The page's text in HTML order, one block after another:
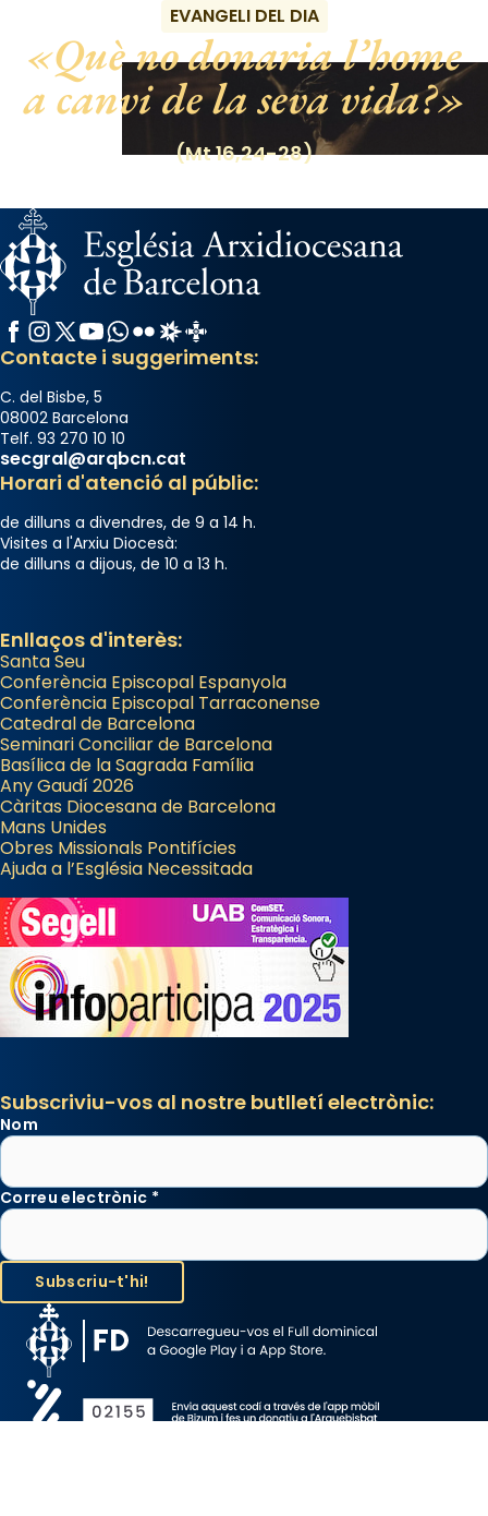
musulmanes fou venerat com a patró dels
Regnes castellans i més tard de tota
Espanya.
El seu sepulcre a Compostela fou un gran
centre de peregrinacions medievals de tot
el món cristià, després de Roma i terra
«A Raïms de Sant Jaume, raïms aigualits;
raïms de setembre te'n llepes els dits»,
segons una dita popular.
Photo
View on Facebook · Share
EVANGELI DEL DIA
Què no donaria l’home
a canvi de la seva vida?
(Mt 16,24-28)
Facebook
Instagram
X / Twitter
YouTube
WhatsApp
FlickrRadio Estel
Catalunya Cristiana
Contacte i suggeriments:
C. del Bisbe, 5
08002 Barcelona
Telf. 93 270 10 10
secgral@arqbcn.cat
Horari d'atenció al públic:
de dilluns a divendres, de 9 a 14 h.
Visites a l'Arxiu Diocesà:
de dilluns a dijous, de 10 a 13 h.
Enllaços d'interès:
Santa Seu
Conferència Episcopal Espanyola
Conferència Episcopal Tarraconense
Catedral de Barcelona
Seminari Conciliar de Barcelona
Basílica de la Sagrada Família
Any Gaudí 2026
Càritas Diocesana de Barcelona
Mans Unides
Obres Missionals Pontifícies
Ajuda a l’Església Necessitada
Subscriviu-vos al nostre butlletí electrònic:
Nom
Correu electrònic *